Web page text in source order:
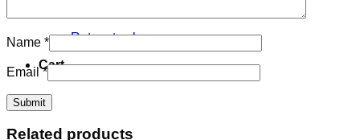
Return to shop
Cart
Name *
Email*
Related products